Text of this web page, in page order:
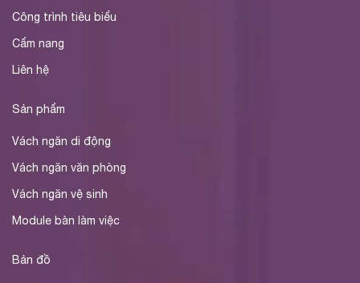
Công trình tiêu biểu
Cẩm nang
Liên hệ
Sản phẩm
Vách ngăn di động
Vách ngăn văn phòng
Vách ngăn vệ sinh
Module bàn làm việc
Bản đồ